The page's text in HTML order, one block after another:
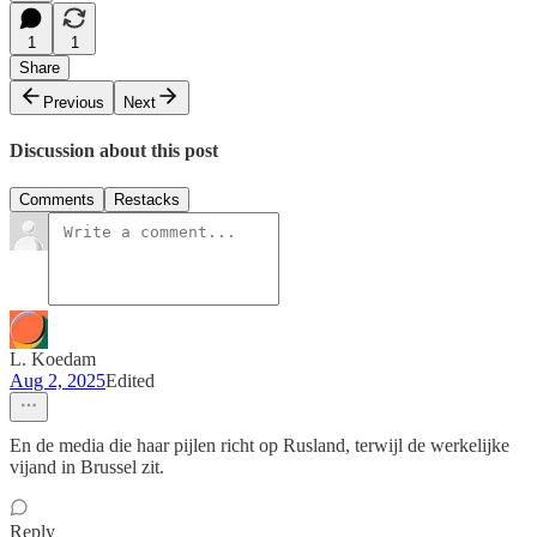
1
1
Share
Previous
Next
Discussion about this post
Comments Restacks
L. Koedam
Aug 2, 2025Edited
En de media die haar pijlen richt op Rusland, terwijl de werkelijke
vijand in Brussel zit.
Reply